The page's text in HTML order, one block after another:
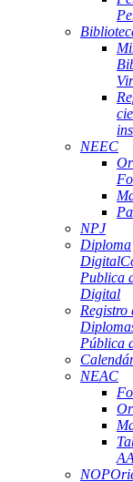
NEEC
NPJ
Diploma
Digital
Publica
Digital
Registro
Pública
NEAC
NOP